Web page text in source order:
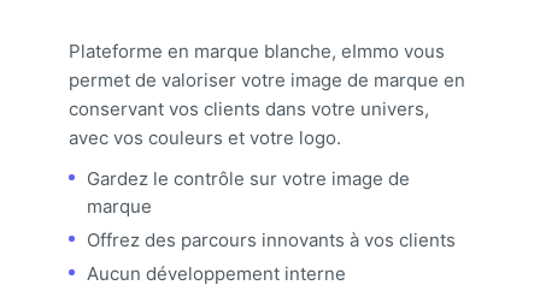
Plateforme en marque blanche, eImmo vous
permet de valoriser votre image de marque en
conservant vos clients dans votre univers,
avec vos couleurs et votre logo.
Gardez le contrôle sur votre image de
marque
Offrez des parcours innovants à vos clients
Aucun développement interne